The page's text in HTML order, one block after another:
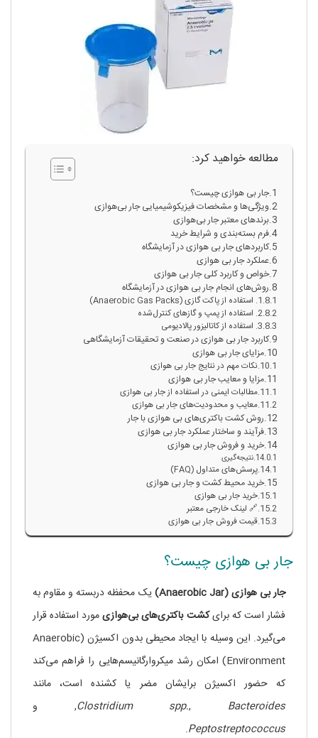
مطالعه خواهید کرد:
جار بی‌ هوازی چیست؟
ویژگی‌ها و مشخصات فیزیکوشیمیایی جار بی‌هوازی
برندهای معتبر جار بی‌هوازی
فرم بسته‌بندی و شرایط خرید
کاربردهای جار بی‌ هوازی در آزمایشگاه
عملکرد جار بی‌ هوازی
خواص و کاربرد کلی جار بی‌ هوازی
روش‌های انجام جار بی‌ هوازی در آزمایشگاه
1. استفاده از پاکت گازی (Anaerobic Gas Packs)
2. استفاده از پمپ و گازهای کنترل‌شده
3. استفاده از کاتالیزور پالادیومی
کاربرد جار بی‌ هوازی در صنعت و تحقیقات آزمایشگاهی
مزایای جار بی‌ هوازی
نکات مهم در نتایج جار بی‌ هوازی
مزایا و معایب جار بی‌ هوازی
مطالبات ایمنی در استفاده از جار بی‌ هوازی
معایب و محدودیت‌های جار بی‌ هوازی
روش کشت باکتری‌های بی‌ هوازی با جار
فرآیند و ساختار عملکرد جار بی‌ هوازی
خرید و فروش جار بی‌ هوازی
نتیجه‌گیری
پرسش‌های متداول (FAQ)
خرید محیط کشت و جار بی‌ هوازی
خرید جار بی هوازی
🔗 لینک خارجی معتبر
قیمت فروش جار بی هوازی
جار بی‌ هوازی چیست؟
جار بی‌ هوازی (Anaerobic Jar)
یک محفظه دربسته و مقاوم به
فشار است که برایکشت باکتری‌های بی‌هوازیمورد استفاده قرار
می‌گیرد. این وسیله با ایجاد محیطی بدون اکسیژن (Anaerobic
Environment) امکان رشد میکروارگانیسم‌هایی را فراهم می‌کند
که حضور اکسیژن برایشان مضر یا کشنده است، مانند
Clostridium spp., Bacteroides
, و
Peptostreptococcus
.